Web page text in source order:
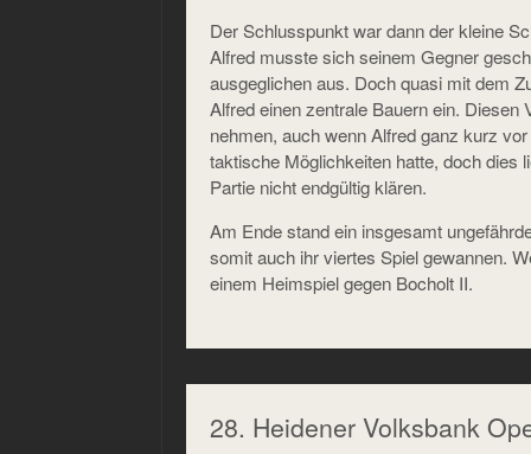
Der Schlusspunkt war dann der kleine
Alfred musste sich seinem Gegner
ausgeglichen aus. Doch quasi mit dem
Alfred einen zentrale Bauern ein. Diesen
nehmen, auch wenn Alfred ganz kurz
taktische Möglichkeiten hatte, doch dies
Partie nicht endgültig klären.
Am Ende stand ein insgesamt
somit auch ihr viertes Spiel gewannen.
einem Heimspiel gegen Bocholt II.
28. Heidener Volksbank